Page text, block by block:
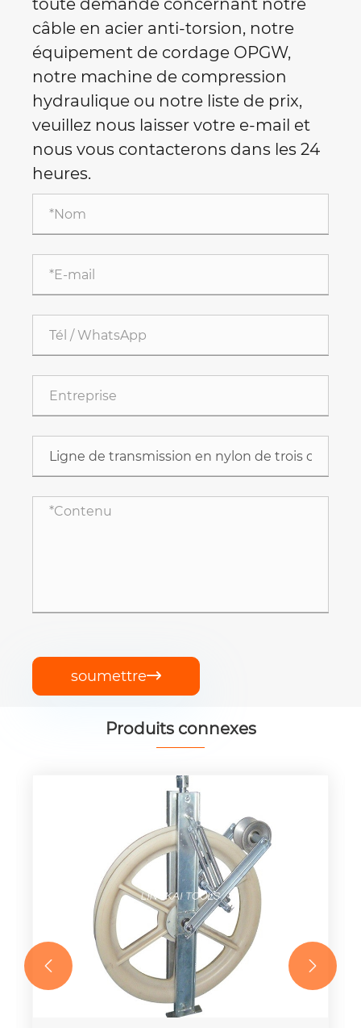
toute demande concernant notre
câble en acier anti-torsion, notre
équipement de cordage OPGW,
notre machine de compression
hydraulique ou notre liste de prix,
veuillez nous laisser votre e-mail et
nous vous contacterons dans les 24
heures.
soumettre
Produits connexes
 